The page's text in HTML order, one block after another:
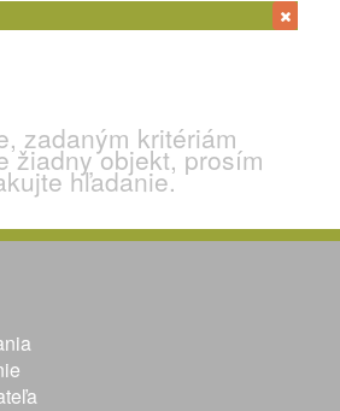
zadaným kritériám
žiadny objekt, prosím
hľadanie.